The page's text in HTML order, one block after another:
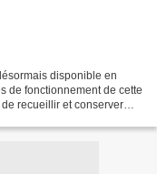
disponible en
de fonctionnement de cette
recueillir et conserver